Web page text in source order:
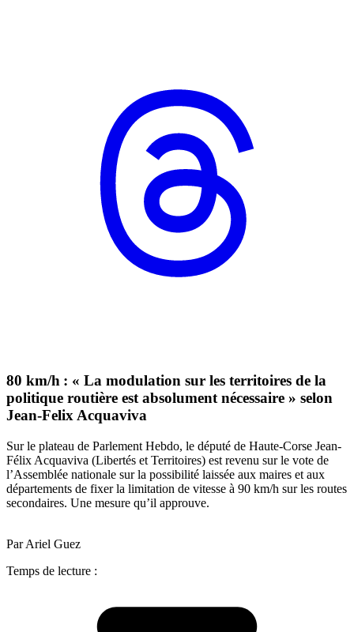
80 km/h : « La modulation sur les territoires de la
politique routière est absolument nécessaire » selon
Jean-Felix Acquaviva
Sur le plateau de Parlement Hebdo, le député de Haute-Corse Jean-
Félix Acquaviva (Libertés et Territoires) est revenu sur le vote de
l’Assemblée nationale sur la possibilité laissée aux maires et aux
départements de fixer la limitation de vitesse à 90 km/h sur les routes
secondaires. Une mesure qu’il approuve.
Par Ariel Guez
Temps de lecture :